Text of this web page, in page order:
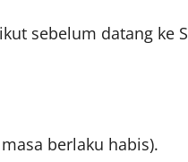
sebelum datang ke
berlaku habis).